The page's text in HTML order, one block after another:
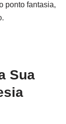
ponto fantasia,
Sua